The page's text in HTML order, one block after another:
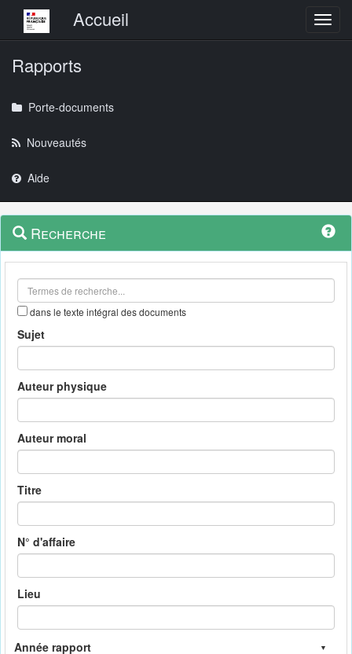
Menu principalAccueil
Rapports
Porte-documents
Nouveautés
Aide
Navigation
outils
Menu
contextuel
Recherche
dans le texte intégral des documents
Sujet
Auteur physique
Auteur moral
Titre
N° d'affaire
Lieu